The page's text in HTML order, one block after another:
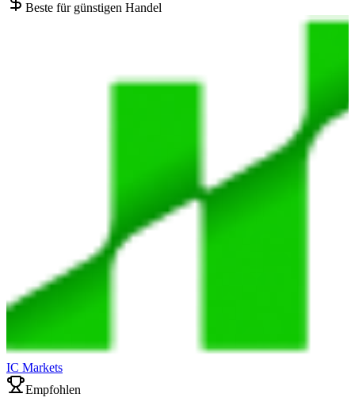
Beste für günstigen Handel
IC Markets
Empfohlen